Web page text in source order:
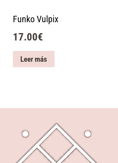
Funko Vulpix
17.00€
Leer más